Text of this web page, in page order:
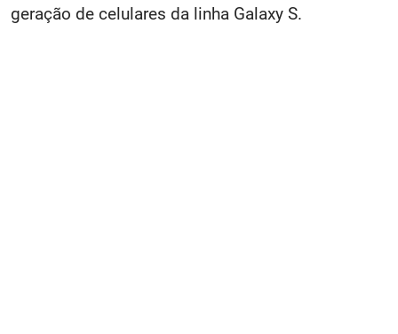
geração de celulares da linha Galaxy S.